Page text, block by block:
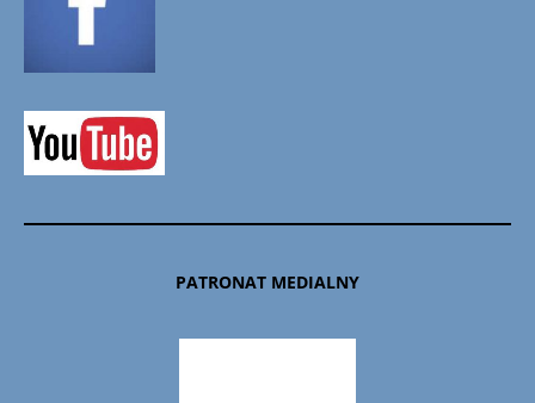
PATRONAT MEDIALNY